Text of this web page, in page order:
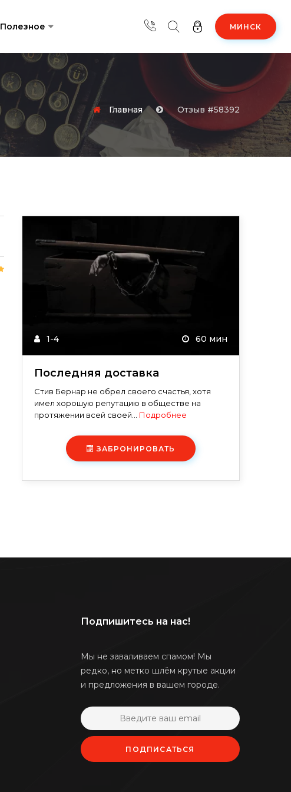
Полезное МИНСК
Главная Отзыв #58392
1-4 60 мин
Последняя доставка
Стив Бернар не обрел своего счастья, хотя
имел хорошую репутацию в обществе на
протяжении всей своей... Подробнее
ЗАБРОНИРОВАТЬ
Подпишитесь на нас!
Мы не заваливаем спамом! Мы
редко, но метко шлём крутые акции
и предложения в вашем городе.
ПОДПИСАТЬСЯ